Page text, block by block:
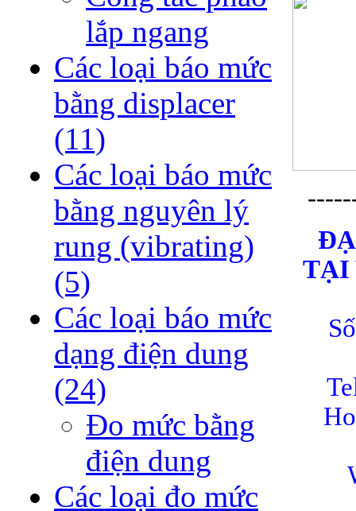
lắp ngang
Các loại báo mức
bằng displacer
(11)
Các loại báo mức
bằng nguyên lý
rung (vibrating)
(5)
Các loại báo mức
dạng điện dung
(24)
Đo mức bằng
điện dung
Các loại đo mức
TẠI